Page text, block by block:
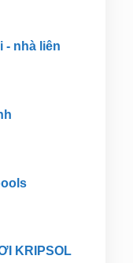
- nhà liên
KRIPSOL